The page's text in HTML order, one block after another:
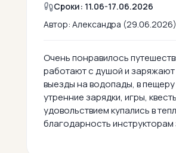
Сроки: 11.06-17.06.2026
Автор: Александра (29.06.2026)
Очень понравилось
работают с душой и
выезды на водопады, в пещеру
утренние зарядки, игры,
удовольствием купались в
благодарность